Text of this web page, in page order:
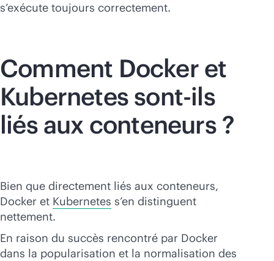
s’exécute toujours correctement.
Comment Docker et
Kubernetes sont-ils
liés aux conteneurs ?
Bien que directement liés aux conteneurs,
Docker et Kubernetes s’en distinguent
nettement.
En raison du succès rencontré par Docker
dans la popularisation et la normalisation des